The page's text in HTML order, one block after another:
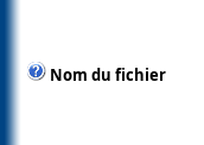
Nom du fichier